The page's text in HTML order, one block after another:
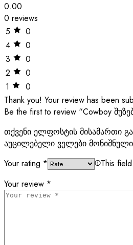
0.00
0 reviews
5
0
4
0
3
0
2
0
1
0
Thank you! Your review has been
Be the first to review “Cowboy
თქვენი ელფოსტის მისამართი
აუცილებელი ველები
Your rating *
This
Your review *